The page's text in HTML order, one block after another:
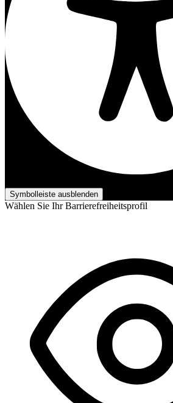
Symbolleiste ausblenden
Wählen Sie Ihr Barrierefreiheitsprofil